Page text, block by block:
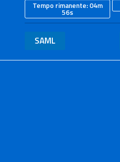
Tempo rimanente: 04m
56s
SAML